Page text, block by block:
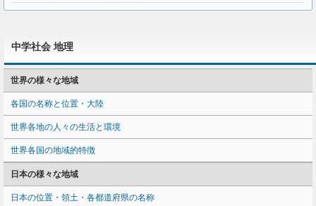
中学社会 地理
世界の様々な地域
各国の名称と位置・大陸
世界各地の人々の生活と環境
世界各国の地域的特徴
日本の様々な地域
日本の位置・領土・各都道府県の名称